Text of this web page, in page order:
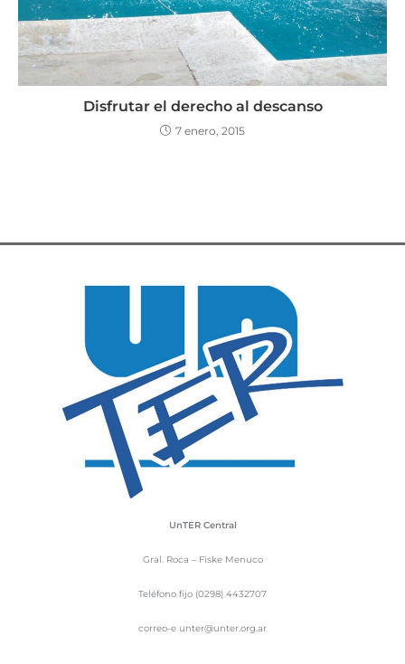
Disfrutar el derecho al descanso
7 enero, 2015
UnTER Central
Gral. Roca – Fiske Menuco
Teléfono fijo (0298) 4432707
correo-e unter@unter.org.ar